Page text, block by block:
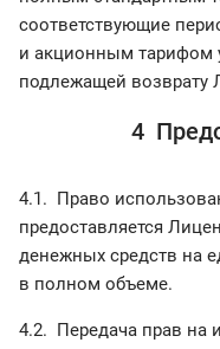
соответствующие
и акционным тарифом
подлежащей возврату
4
4.1. Право
предоставляется
денежных средств на
в полном объеме.
4.2. Передача прав на